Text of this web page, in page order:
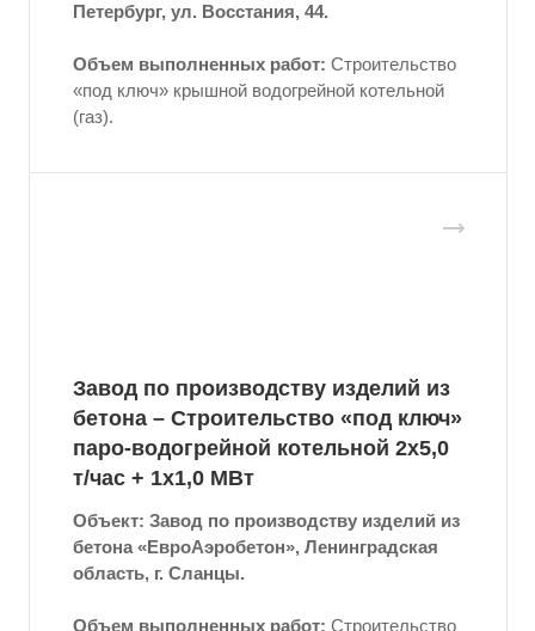
Петербург, ул. Восстания, 44.
Объем выполненных работ: Строительство
«под ключ» крышной водогрейной котельной
(газ).
Завод по производству изделий из
бетона – Строительство «под ключ»
паро-водогрейной котельной 2x5,0
т/час + 1x1,0 МВт
Объект: Завод по производству изделий из
бетона «ЕвроАэробетон», Ленинградская
область, г. Сланцы.
Объем выполненных работ: Строительство